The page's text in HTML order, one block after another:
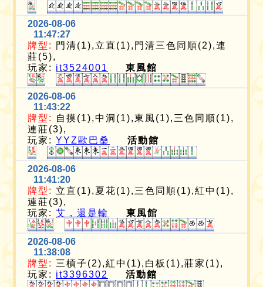
2026-08-06
11:47:27
牌型:
門清(1),立直(1),門清三色同順(2),連
莊(5),
玩家: it3524001 東風館
2026-08-06
11:43:22
牌型:
自摸(1),中洞(1),東風(1),三色同順(1),
連莊(3),
玩家:YYZ歐巴桑 活動館
2026-08-06
11:41:20
牌型: 立直(1),夏花(1),三色同順(1),紅中(1),
連莊(3),
玩家:艾，還是輸 東風館
2026-08-06
11:38:08
牌型: 三槓子(2),紅中(1),白板(1),莊家(1),
玩家: it3396302 活動館